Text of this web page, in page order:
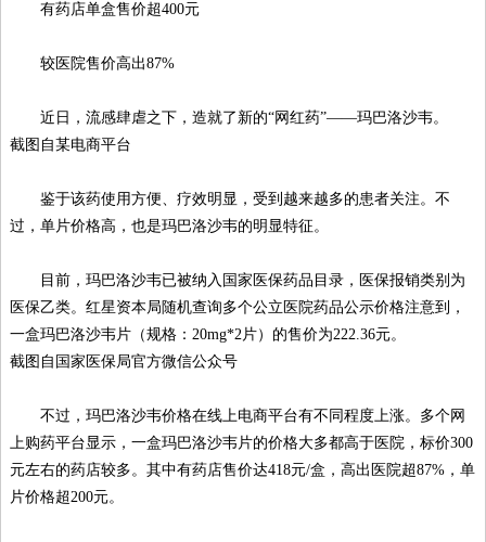
有药店单盒售价超400元
较医院售价高出87%
近日，流感肆虐之下，造就了新的“网红药”——玛巴洛沙韦。
截图自某电商平台
鉴于该药使用方便、疗效明显，受到越来越多的患者关注。不
过，单片价格高，也是玛巴洛沙韦的明显特征。
目前，玛巴洛沙韦已被纳入国家医保药品目录，医保报销类别为
医保乙类。红星资本局随机查询多个公立医院药品公示价格注意到，
一盒玛巴洛沙韦片（规格：20mg*2片）的售价为222.36元。
截图自国家医保局官方微信公众号
不过，玛巴洛沙韦价格在线上电商平台有不同程度上涨。多个网
上购药平台显示，一盒玛巴洛沙韦片的价格大多都高于医院，标价300
元左右的药店较多。其中有药店售价达418元/盒，高出医院超87%，单
片价格超200元。